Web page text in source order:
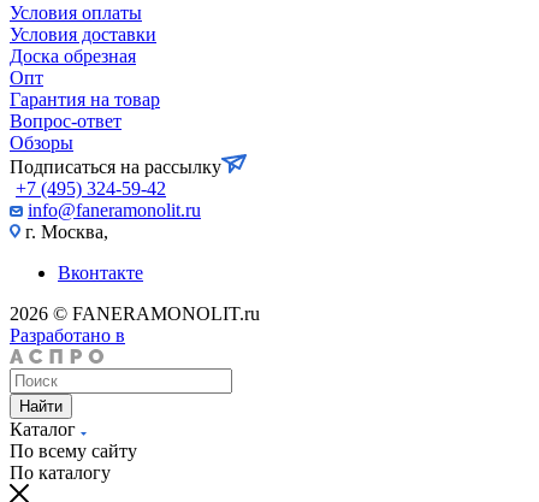
Условия оплаты
Условия доставки
Доска обрезная
Опт
Гарантия на товар
Вопрос-ответ
Обзоры
Подписаться на рассылку
+7 (495) 324-59-42
info@faneramonolit.ru
г. Москва,
Вконтакте
2026 © FANERAMONOLIT.ru
Разработано в
Найти
Каталог
По всему сайту
По каталогу